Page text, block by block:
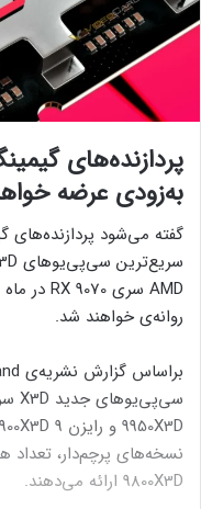
به‌زودی عرضه
روانه‌ی خواهند شد.
9800X3D ارائه می‌دهند.